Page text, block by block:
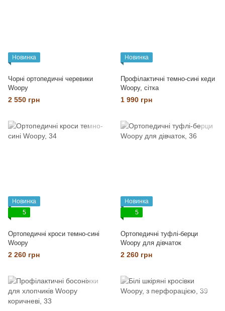
Новинка
Чорні ортопедичні черевики
Woopy
2 550 грн
Новинка
Профілактичні темно-сині кеди
Woopy, сітка
1 990 грн
Новинка
5
Ортопедичні кроси темно-сині
Woopy
2 260 грн
Новинка
5
Ортопедичні туфлі-берци
Woopy для дівчаток
2 260 грн